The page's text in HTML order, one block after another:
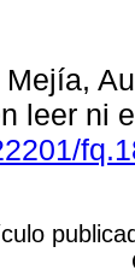
Mejía,
leer ni